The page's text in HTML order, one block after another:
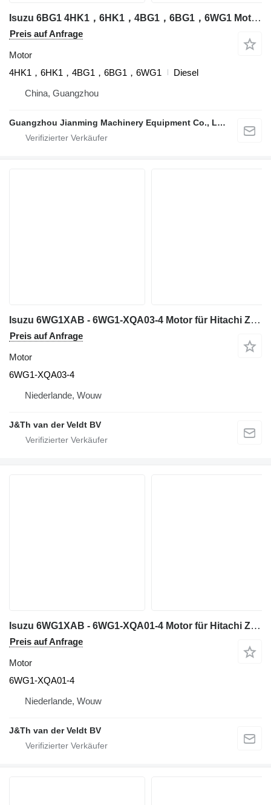
Isuzu 6BG1 4HK1，6HK1，4BG1，6BG1，6WG1 Motor für Bagger
Preis auf Anfrage
Motor
4HK1，6HK1，4BG1，6BG1，6WG1
Diesel
China, Guangzhou
Guangzhou Jianming Machinery Equipment Co., Ltd.
Isuzu 6WG1XAB - 6WG1-XQA03-4 Motor für Hitachi ZX600 ZX650H ZX600LC Baumaschinen
Preis auf Anfrage
Motor
6WG1-XQA03-4
Niederlande, Wouw
J&Th van der Veldt BV
Isuzu 6WG1XAB - 6WG1-XQA01-4 Motor für Hitachi ZX600 ZX650H ZX600LC Bagger
Preis auf Anfrage
Motor
6WG1-XQA01-4
Niederlande, Wouw
J&Th van der Veldt BV